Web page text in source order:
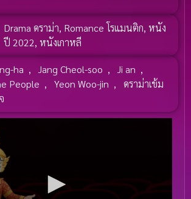
Drama ดราม่า, Romance โรแมนติก, หนัง
ปี 2022, หนังเกาหลี
ha , Jang Cheol-soo , Ji an ,
People , Yeon Woo-jin ,
ดราม่าเข้ม